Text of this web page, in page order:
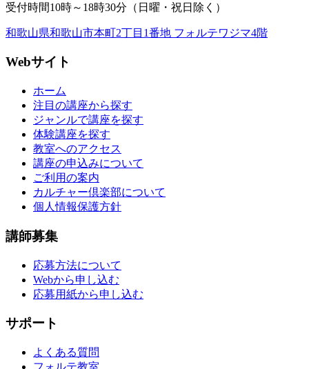
受付時間10時～18時30分（日曜・祝日除く）
和歌山県和歌山市本町2丁目1番地 フォルテワジマ4階
Webサイト
ホーム
注目の講座から探す
ジャンルで講座を探す
体験講座を探す
教室へのアクセス
講座の申込みについて
ご利用の案内
カルチャー倶楽部について
個人情報保護方針
講師募集
応募方法について
Webから申し込む
応募用紙から申し込む
サポート
よくある質問
フォルテ教室